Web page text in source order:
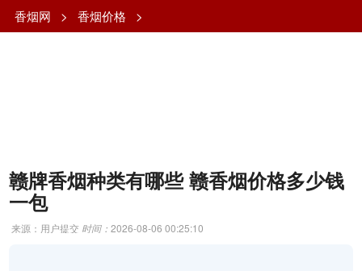
香烟网 > 香烟价格 >
赣牌香烟种类有哪些 赣香烟价格多少钱
一包
来源：用户提交 时间：2026-08-06 00:25:10